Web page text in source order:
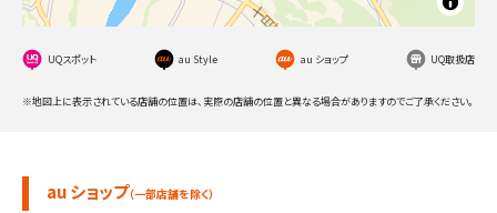
UQスポット au Style au ショップ UQ取扱店
※地図上に表示されている店舗の位置は、実際の店舗の位置と異なる場合がありますのでご了承ください。
au ショップ（一部店舗を除く）